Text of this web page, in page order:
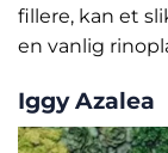
fillere, kan et
en vanlig
Iggy Azalea